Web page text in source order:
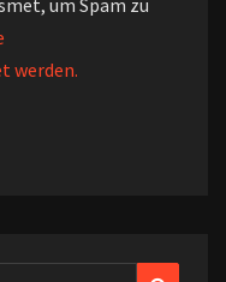
um Spam zu
werden.